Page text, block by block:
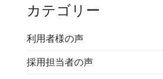
カテゴリー
利用者様の声
採用担当者の声